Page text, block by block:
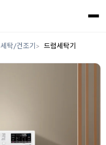
세탁/건조기 드럼세탁기